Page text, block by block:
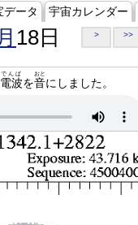
データ 宇宙カレンダー
18日 > >>
電波
でんぱ
を音
おと
にしました。